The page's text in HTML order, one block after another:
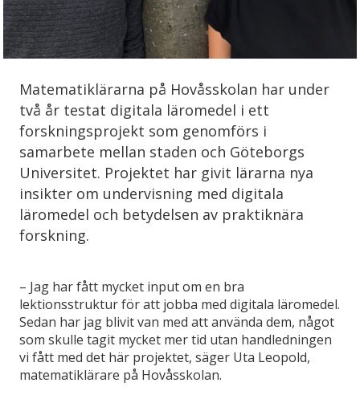
Matematiklärarna på Hovåsskolan har under
två år testat digitala läromedel i ett
forskningsprojekt som genomförs i
samarbete mellan staden och Göteborgs
Universitet. Projektet har givit lärarna nya
insikter om undervisning med digitala
läromedel och betydelsen av praktiknära
forskning.
– Jag har fått mycket input om en bra
lektionsstruktur för att jobba med digitala läromedel.
Sedan har jag blivit van med att använda dem, något
som skulle tagit mycket mer tid utan handledningen
vi fått med det här projektet, säger Uta Leopold,
matematiklärare på Hovåsskolan.